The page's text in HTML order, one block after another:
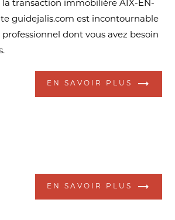
la transaction immobilière AIX-EN-
guidejalis.com est incontournable
dont vous avez besoin
EN SAVOIR PLUS
EN SAVOIR PLUS